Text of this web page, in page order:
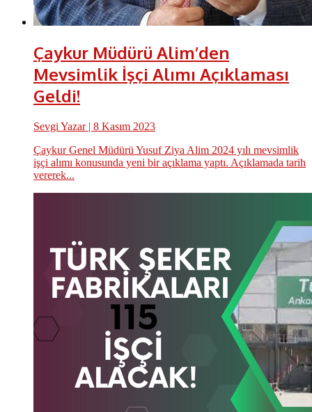
Çaykur Müdürü Alim’den
Mevsimlik İşçi Alımı Açıklaması
Geldi!
Sevgi Yazar| 8 Kasım 2023
Çaykur Genel Müdürü Yusuf Ziya Alim 2024 yılı mevsimlik
işçi alımı konusunda yeni bir açıklama yaptı. Açıklamada tarih
vererek...